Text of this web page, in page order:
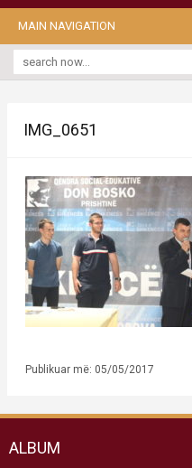
MAIN NAVIGATION
IMG_0651
Publikuar më: 05/05/2017
ALBUM